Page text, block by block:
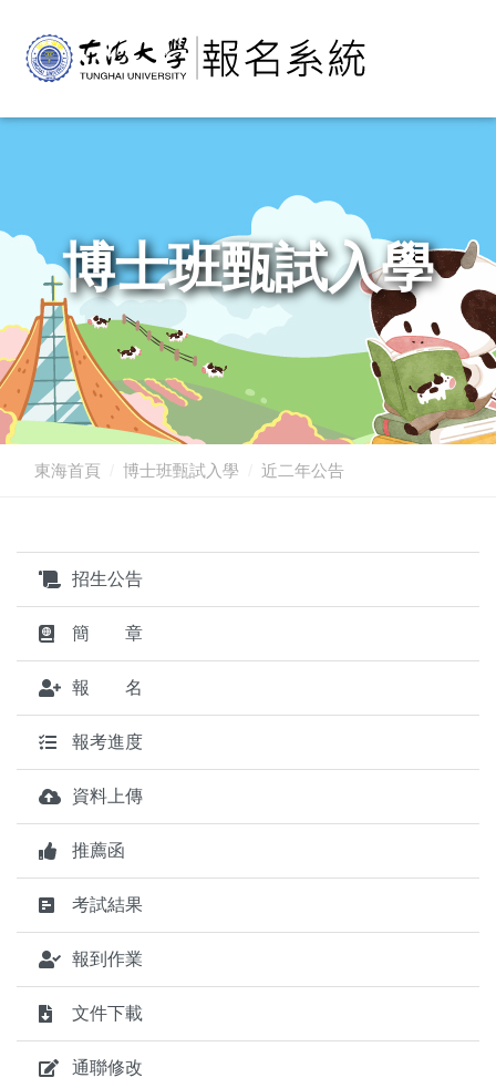
博士班甄試入學
東海首頁 博士班甄試入學 近二年公告
招生公告
簡 章
報 名
報考進度
資料上傳
推薦函
考試結果
報到作業
文件下載
通聯修改